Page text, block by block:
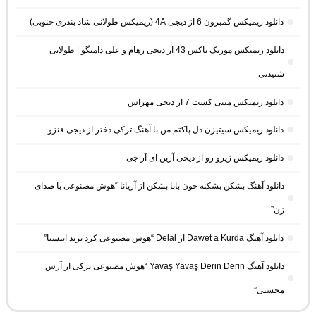
دانلود ریمیکس گمبرون 6 از دیجی 4A (ریمیکس طولانی شاد بندری جنوبی)
دانلود ریمیکس موزیک باکس 43 از دیجی رهام و علی دامیگو | طولانی
شنیدنی
دانلود ریمیکس مینی کست 7 از دیجی مهراس
دانلود ریمیکس سیتیزن دل پاکتم من با آهنگ ترکی دختر از دیجی فنزو
دانلود ریمیکس زیرو رو از دیجی آرین ای آر جی
دانلود آهنگ بشکن بشکنه جون بابا بشکن از آریانا “هوش مصنوعی با صدای
زن”
دانلود آهنگ Dawet a Kurda از Delal “هوش مصنوعی کرد ترند اینستا”
دانلود آهنگ Yavaş Yavaş Derin Derin “هوش مصنوعی ترکی از آرش
محسنی”